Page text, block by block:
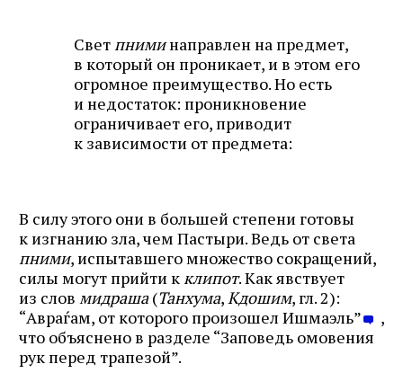
Свет пниминаправлен на предмет,
в который он проникает, и в этом его
огромное преимущество. Но есть
и недостаток: проникновение
ограничивает его, приводит
к зависимости от предмета:
В силу этого они в большей степени готовы
к изгнанию зла, чем Пастыри. Ведь от света
пними, испытавшего множество сокращений,
силы могут прийти к клипот. Как явствует
из слов мидраша(Танхума, Кдошим, гл. 2):
“Авраѓам, от которого произошел Ишмаэль”
,
что объяснено в разделе “Заповедь омовения
рук перед трапезой”.